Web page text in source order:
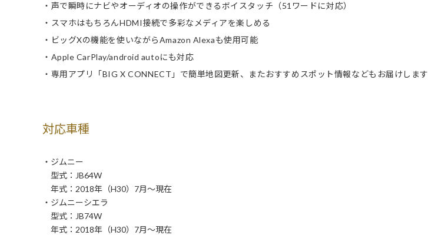
・声で瞬時にナビやオーディオの操作ができるボイスタッチ（51ワードに対応）
・スマホはもちろんHDMI接続で多彩なメディアを楽しめる
・ビッグXの機能を使いながらAmazon Alexaも使用可能
・Apple CarPlay/android autoにも対応
・専用アプリ「BIG X CONNECT」で簡単地図更新、またおすすめスポット情報などもお届けします
対応車種
・ジムニー
型式：JB64W
年式：2018年（H30）7月～現在
・ジムニーシエラ
型式：JB74W
年式：2018年（H30）7月～現在